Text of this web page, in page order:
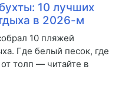
10 лучших
в 2026-м
10 пляжей
Где белый песок, где
от толп — читайте в